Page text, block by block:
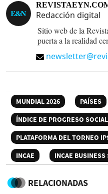
Redacción digital
Sitio web de la
puerta a la realidad
MUNDIAL 2026
PAÍSES
ÍNDICE DE PROGRESO SOCIAL
PLATAFORMA DEL TORNEO
INCAE
INCAE BUSINESS
RELACIONADAS